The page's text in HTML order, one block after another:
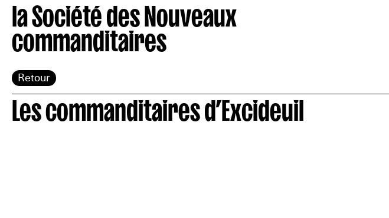
la Société des Nouveaux
commanditaires
Retour
Les commanditaires d’Excideuil